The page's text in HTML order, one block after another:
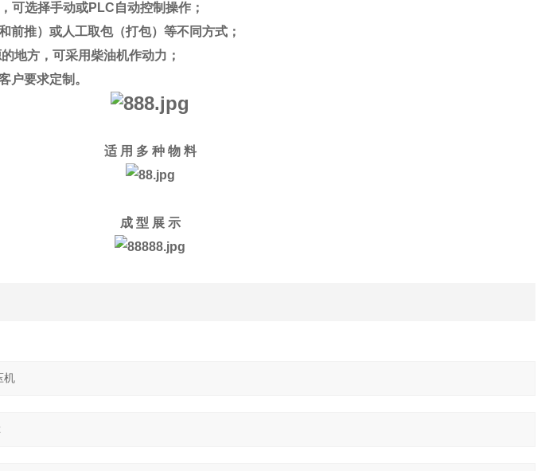
可选择手动或PLC自动控制操作；
推）或人工取包（打包）等不同方式；
方，可采用柴油机作动力；
要求定制。
适 用 多 种 物 料
成 型 展 示